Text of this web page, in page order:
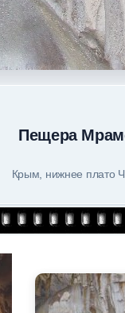
Пещера
Крым, нижнее плато